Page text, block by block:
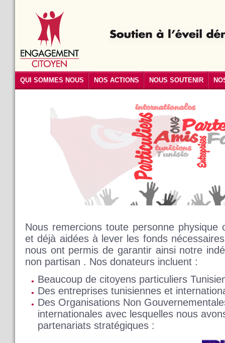
QUI SOMMES NOUS NOS ACTIONS NOUS SOUTENIR
Nous remercions toute personne physique
et déjà aidées à lever les fonds
nous ont permis de garantir ainsi notre
non partisan . Nos donateurs incluent :
Beaucoup de citoyens particuliers
Des entreprises tunisiennes et
Des Organisations Non
internationales avec lesquelles nous
partenariats stratégiques :